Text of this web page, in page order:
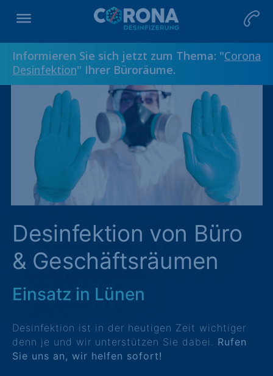
Informieren Sie sich jetzt zum Thema: "Corona
Desinfektion" Ihrer Büroräume.
Desinfektion von Büro
& Geschäftsräumen
Einsatz in Lünen
Desinfektion ist in der heutigen Zeit wichtiger
denn je und wir unterstützen Sie dabei. Rufen
Sie uns an, wir helfen sofort!